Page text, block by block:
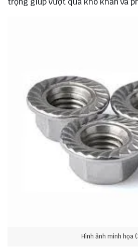
Hình ảnh minh họa